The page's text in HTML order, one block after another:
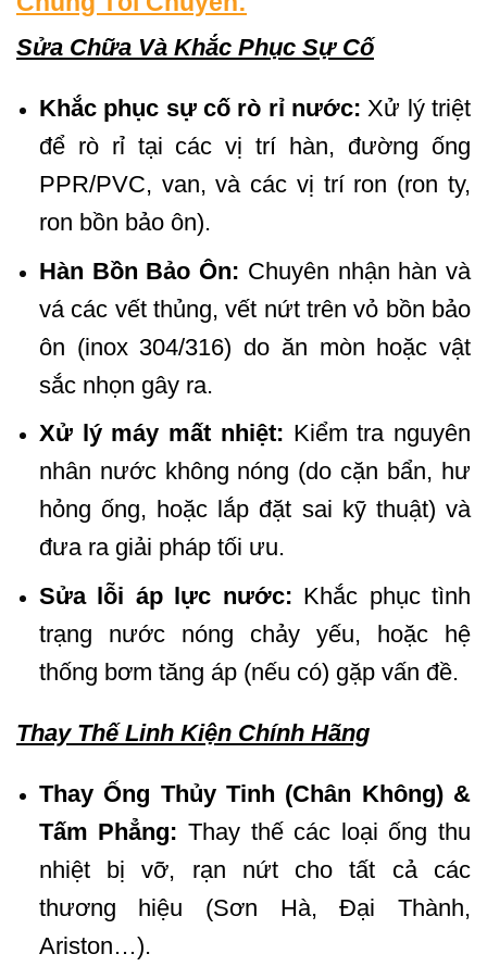
Sửa Chữa Và Khắc Phục Sự Cố
Khắc phục sự cố rò rỉ nước: Xử lý triệt
để rò rỉ tại các vị trí hàn, đường ống
PPR/PVC, van, và các vị trí ron (ron ty,
ron bồn bảo ôn).
Hàn Bồn Bảo Ôn: Chuyên nhận hàn và
vá các vết thủng, vết nứt trên vỏ bồn bảo
ôn (inox 304/316) do ăn mòn hoặc vật
sắc nhọn gây ra.
Xử lý máy mất nhiệt: Kiểm tra nguyên
nhân nước không nóng (do cặn bẩn, hư
hỏng ống, hoặc lắp đặt sai kỹ thuật) và
đưa ra giải pháp tối ưu.
Sửa lỗi áp lực nước: Khắc phục tình
trạng nước nóng chảy yếu, hoặc hệ
thống bơm tăng áp (nếu có) gặp vấn đề.
Thay Thế Linh Kiện Chính Hãng
Thay Ống Thủy Tinh (Chân Không) &
Tấm Phẳng: Thay thế các loại ống thu
nhiệt bị vỡ, rạn nứt cho tất cả các
thương hiệu (Sơn Hà, Đại Thành,
Ariston…).